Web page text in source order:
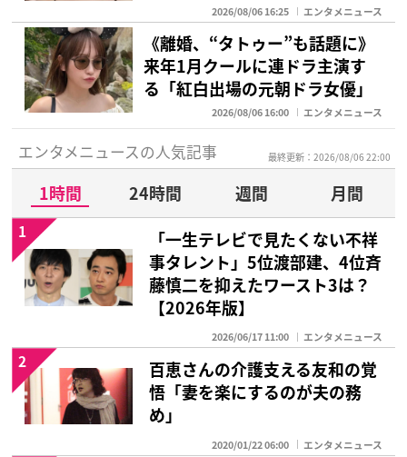
2026/08/06 16:25 エンタメニュース
《離婚、“タトゥー”も話題に》
来年1月クールに連ドラ主演す
る「紅白出場の元朝ドラ女優」
2026/08/06 16:00 エンタメニュース
エンタメニュースの人気記事 最終更新：2026/08/06 22:00
1時間 24時間 週間
月間
「一生テレビで見たくない不祥
事タレント」5位渡部建、4位斉
藤慎二を抑えたワースト3は？
【2026年版】
2026/06/17 11:00 エンタメニュース
1
百恵さんの介護支える友和の覚
悟「妻を楽にするのが夫の務
め」
2020/01/22 06:00 エンタメニュース
2